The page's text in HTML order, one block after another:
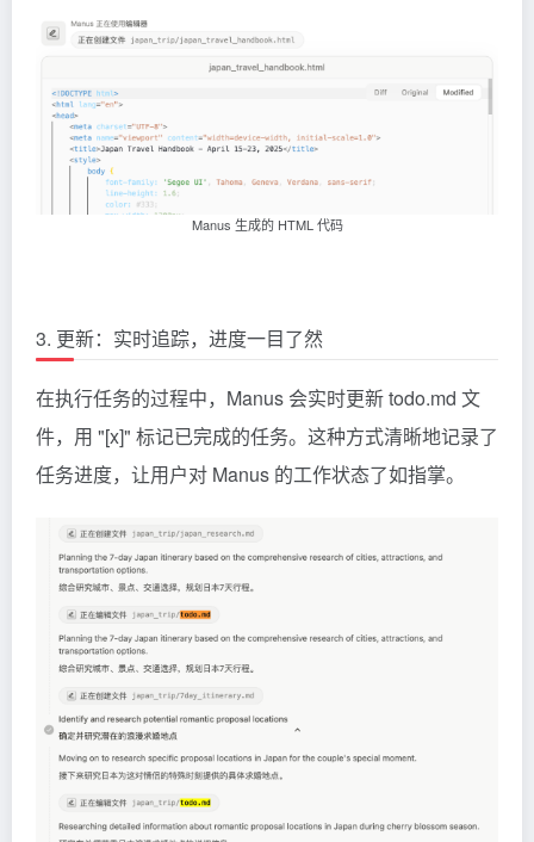
Manus 生成的 HTML 代码
3. 更新：实时追踪，进度一目了然
在执行任务的过程中，Manus 会实时更新 todo.md 文
件，用 "[x]" 标记已完成的任务。这种方式清晰地记录了
任务进度，让用户对 Manus 的工作状态了如指掌。